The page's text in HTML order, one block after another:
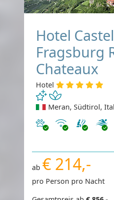
Hotel Castel
Fragsburg
Chateaux
Hotel
Meran, Südtirol,
Haustiere erlaubt
Internet
ab € 214,-
pro Person pro Nacht